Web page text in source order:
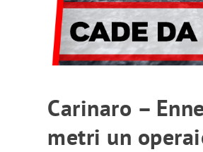
Carinaro –
metri un